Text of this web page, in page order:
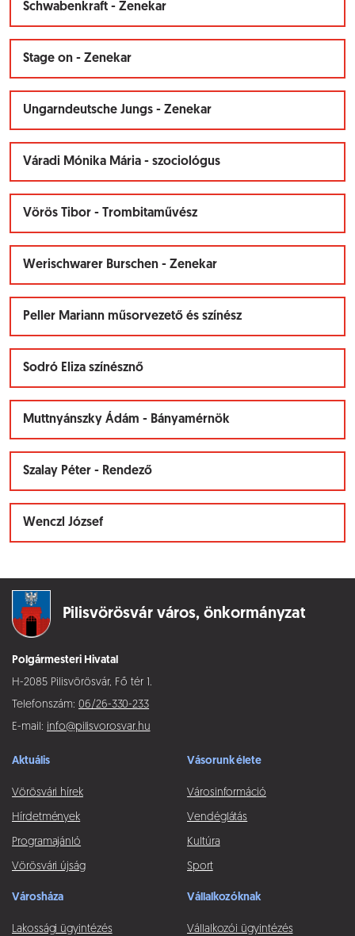
Schwabenkraft - Zenekar
Stage on - Zenekar
Ungarndeutsche Jungs - Zenekar
Váradi Mónika Mária - szociológus
Vörös Tibor - Trombitaművész
Werischwarer Burschen - Zenekar
Peller Mariann műsorvezető és színész
Sodró Eliza színésznő
Muttnyánszky Ádám - Bányamérnök
Szalay Péter - Rendező
Wenczl József
Pilisvörösvár város, önkormányzat
Polgármesteri Hivatal
H-2085 Pilisvörösvár, Fő tér 1.
Telefonszám: 06/26-330-233
E-mail: info@pilisvorosvar.hu
Aktuális
Vörösvári hírek
Hírdetmények
Programajánló
Vörösvári újság
Vásorunk élete
Városinformáció
Vendéglátás
Kultúra
Sport
Városháza
Lakossági ügyintézés
Vállalkozóknak
Vállalkozói ügyintézés